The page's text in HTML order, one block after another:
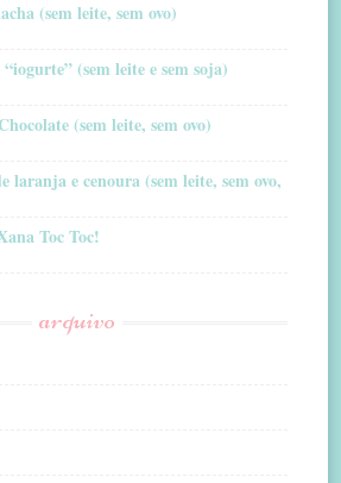
(sem leite, sem ovo)
(sem leite e sem soja)
(sem leite, sem ovo)
laranja e cenoura (sem leite, sem ovo,
Toc Toc!
arquivo